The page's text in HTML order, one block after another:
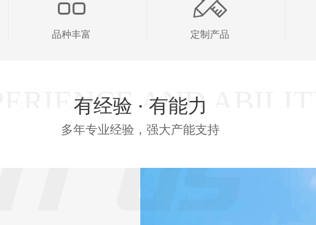
品种丰富 定制产品
有经验 · 有能力
多年专业经验，强大产能支持